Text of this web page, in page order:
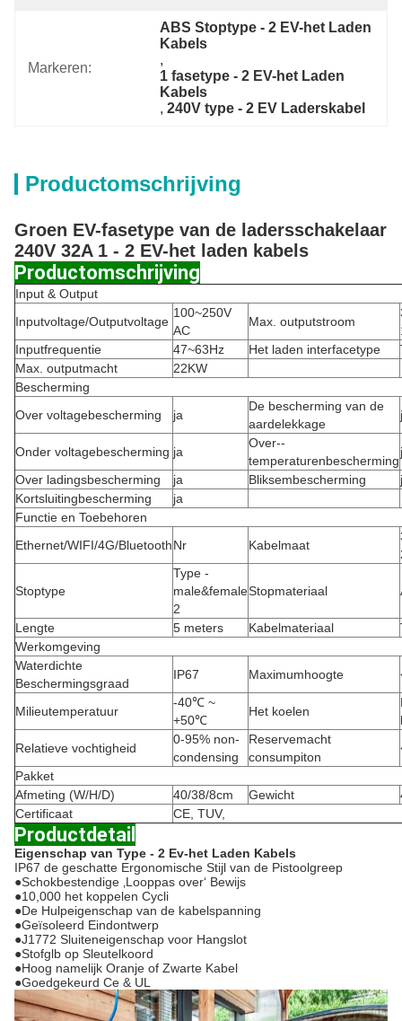
Markeren:
ABS Stoptype - 2 EV-het Laden
Kabels
,
1 fasetype - 2 EV-het Laden
Kabels
, 240V type - 2 EV Laderskabel
Productomschrijving
Groen EV-fasetype van de ladersschakelaar
240V 32A 1 - 2 EV-het laden kabels
Productomschrijving
Input & Output
Inputvoltage/Outputvoltage
100~250V
AC
Max. outputstroom
Inputfrequentie
47~63Hz Het laden interfacetype
Max. outputmacht
22KW
Bescherming
Over voltagebescherming
ja
De bescherming van de
aardelekkage
Onder voltagebescherming ja
Over--
temperaturenbescherming
Over ladingsbescherming
ja Bliksembescherming
Kortsluitingbescherming
ja
Functie en Toebehoren
Ethernet/WIFI/4G/BluetoothNr Kabelmaat
Stoptype
Type -
male&female
2
Stopmateriaal
Lengte 5 meters Kabelmateriaal
Werkomgeving
Waterdichte
Beschermingsgraad
IP67 Maximumhoogte
Milieutemperatuur
-40℃ ~
+50℃
Het koelen
Relatieve vochtigheid
0-95% non-
condensing
Reservemacht
consumpiton
Pakket
Afmeting (W/H/D)
40/38/8cm Gewicht
Certificaat
CE, TUV,
Productdetail
Eigenschap van Type - 2 Ev-het Laden Kabels
IP67 de geschatte Ergonomische Stijl van de Pistoolgreep
●Schokbestendige ‚Looppas over‘ Bewijs
●10,000 het koppelen Cycli
●De Hulpeigenschap van de kabelspanning
●Geïsoleerd Eindontwerp
●J1772 Sluiteneigenschap voor Hangslot
●Stofglb op Sleutelkoord
●Hoog namelijk Oranje of Zwarte Kabel
●Goedgekeurd Ce & UL